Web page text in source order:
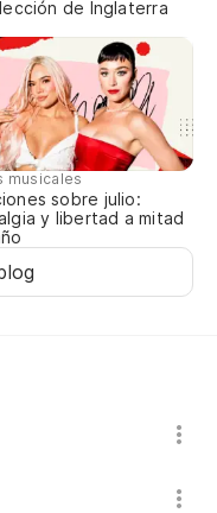
de Inglaterra
musicales
sobre julio:
y libertad a mitad